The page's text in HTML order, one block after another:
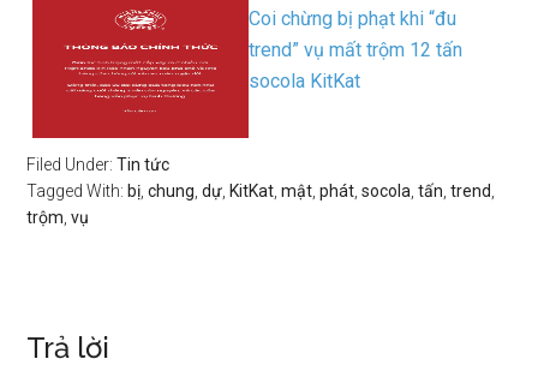
Coi chừng bị phạt khi “đu
trend” vụ mất trộm 12 tấn
socola KitKat
Filed Under:Tin tức
Tagged With: bị ,chung ,dự KitKat ,mật ,phát ,socola ,tấn ,trend
trộm ,vụ
Trả lời